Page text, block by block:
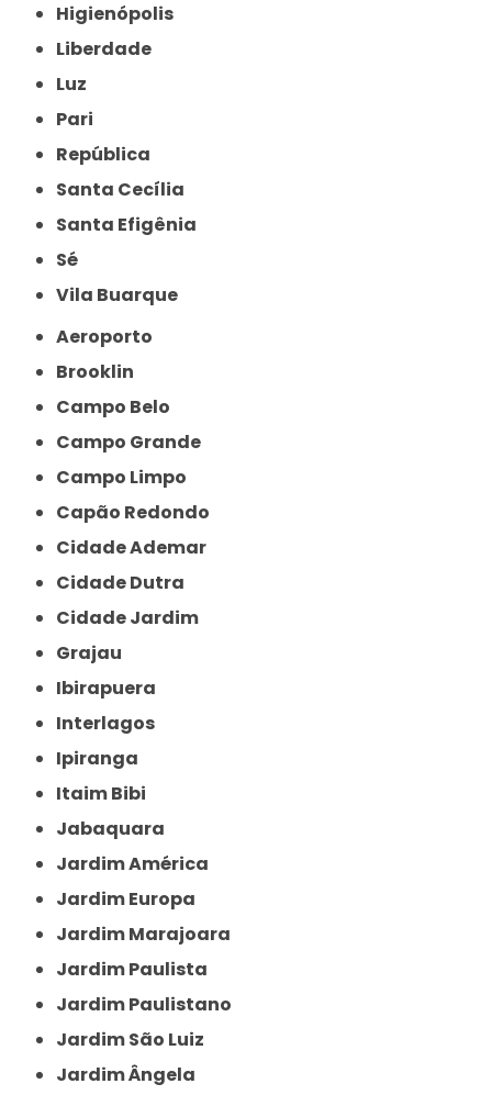
Higienópolis
Liberdade
Luz
Pari
República
Santa Cecília
Santa Efigênia
Sé
Vila Buarque
Aeroporto
Brooklin
Campo Belo
Campo Grande
Campo Limpo
Capão Redondo
Cidade Ademar
Cidade Dutra
Cidade Jardim
Grajau
Ibirapuera
Interlagos
Ipiranga
Itaim Bibi
Jabaquara
Jardim América
Jardim Europa
Jardim Marajoara
Jardim Paulista
Jardim Paulistano
Jardim São Luiz
Jardim Ângela